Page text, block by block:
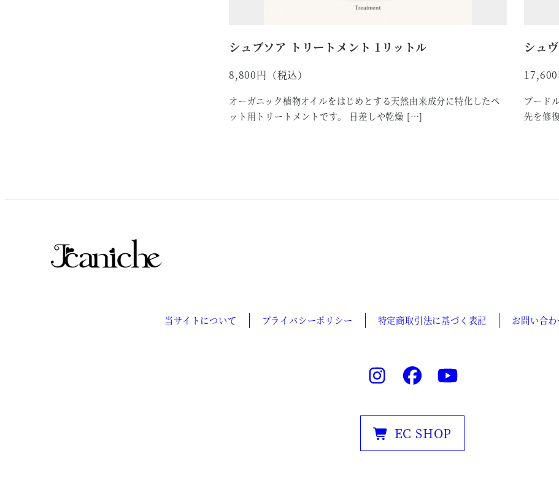
シュブソア トリートメント 1リットル
8,800
オーガニック植物オイルをはじめとする天然由来成分に特化したペ
ット用トリートメントです。 日差しや乾燥 […]
シュ
17,600
プード
先を修
当サイトについて プライバシーポリシー 特定商取引法に基づく表記 お問い合わ
EC SHOP